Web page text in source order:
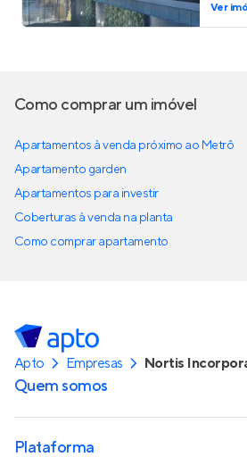
Ver
Como comprar um imóvel
Apartamentos à venda próximo ao Metrô
Apartamento garden
Apartamentos para investir
Coberturas à venda na planta
Como comprar apartamento
Apto Empresas Nortis
Quem somos
Plataforma